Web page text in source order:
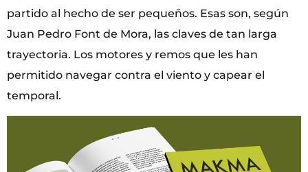
partido al hecho de ser pequeños. Esas son, según
Juan Pedro Font de Mora, las claves de tan larga
trayectoria. Los motores y remos que les han
permitido navegar contra el viento y capear el
temporal.